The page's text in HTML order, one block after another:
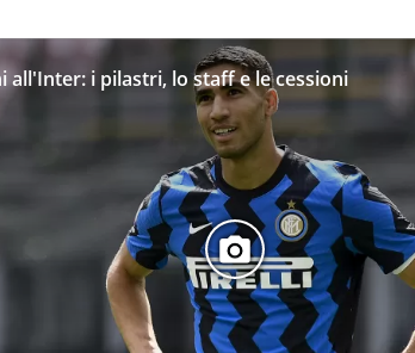
all'Inter: i pilastri, lo staff e le cessioni